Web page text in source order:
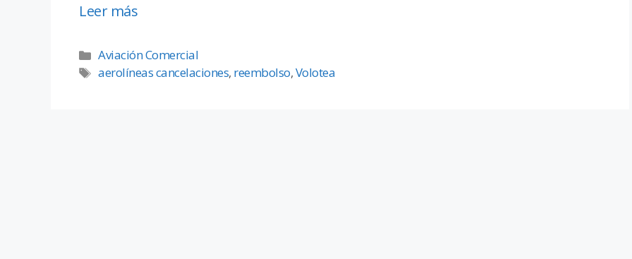
Leer más
Aviación Comercial
aerolíneas cancelaciones, reembolso,Volotea